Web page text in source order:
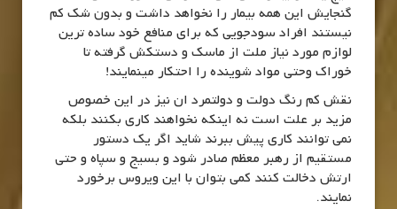
گنجایش این همه بیمار را نخواهد داشت و بدون شک کم
نیستند افراد سودجویی که برای منافع خود ساده ترین
لوازم مورد نیاز ملت از ماسک و دستکش گرفته تا
خوراک وحتی مواد شوینده را احتکار مینمایند!
نقش کم رنگ دولت و دولتمرد ان نیز در این خصوص
مزید بر علت است نه اینکه نخواهند کاری بکنند بلکه
نمی توانند کاری پیش ببرند شاید اگر یک دستور
مستقیم از رهبر معظم صادر شود و بسیج و سپاه و حتی
ارتش دخالت کنند کمی بتوان با این ویروس برخورد
نمایند.